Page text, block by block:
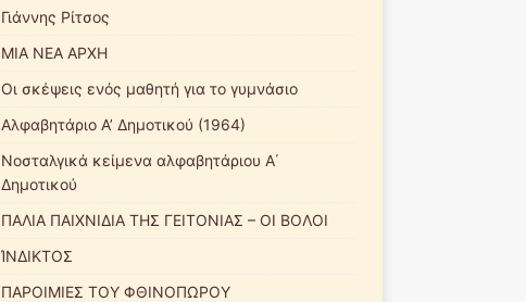
Γιάννης Ρίτσος
ΜΙΑ ΝΕΑ ΑΡΧΗ
Οι σκέψεις ενός μαθητή για το γυμνάσιο
Αλφαβητάριο Α’ Δημοτικού (1964)
Νοσταλγικά κείμενα αλφαβητάριου Α΄
Δημοτικού
ΠΑΛΙΑ ΠΑΙΧΝΙΔΙΑ ΤΗΣ ΓΕΙΤΟΝΙΑΣ – ΟΙ ΒΟΛΟΙ
ΊΝΔΙΚΤΟΣ
ΠΑΡΟΙΜΙΕΣ ΤΟΥ ΦΘΙΝΟΠΩΡΟΥ